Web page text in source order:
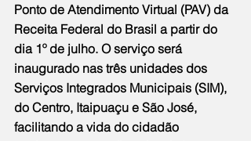
Ponto de Atendimento Virtual (PAV) da
Receita Federal do Brasil a partir do
dia 1º de julho. O serviço será
inaugurado nas três unidades dos
Serviços Integrados Municipais (SIM),
do Centro, Itaipuaçu e São José,
facilitando a vida do cidadão